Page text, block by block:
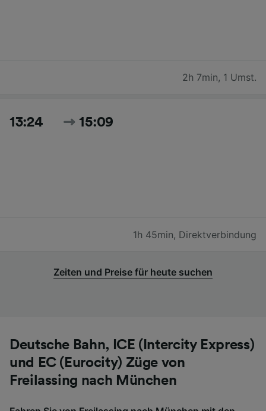
2h 7min, 1 Umst.
13:24 15:09
1h 45min, Direktverbindung
Zeiten und Preise für heute suchen
Deutsche Bahn, ICE (Intercity Express)
und EC (Eurocity) Züge von
Freilassing nach München